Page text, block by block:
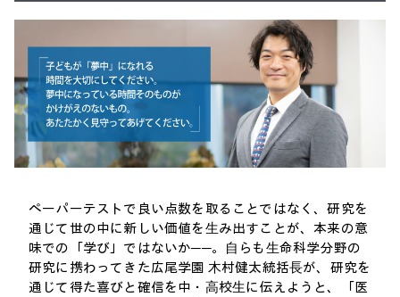
教育とテクノロジー
ハイブリッドワーク
ワークステーション
プリンター
AIワークステーション
WXP（DEXツール）
タグ一覧
イベント・コラム
イベント・セミナー情報
コラム一覧
メールニュース会員登録
日本HP 公式Webサイト
ペーパーテストで良い点数を取ることではなく、研究を
通じて世の中に新しい価値を⽣み出すことが、本来の意
味での「学び」ではないか──。⾃らも⽣命科学分野の
研究に携わってきた広尾学園 ⽊村健太統括⻑が、研究を
通じて得た喜びと確信を中・⾼校⽣に伝えようと、「医